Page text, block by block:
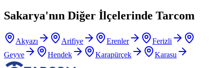
Sakarya'nın Diğer İlçelerinde Tarcom
Akyazı Arifiye Erenler
Ferizli
Geyve
Hendek Karapürçek Karasu